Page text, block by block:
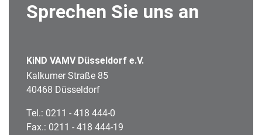
Sprechen Sie uns an
KiND VAMV Düsseldorf e.V.
Kalkumer Straße 85
40468 Düsseldorf
Tel.: 0211 - 418 444-0
Fax.: 0211 - 418 444-19